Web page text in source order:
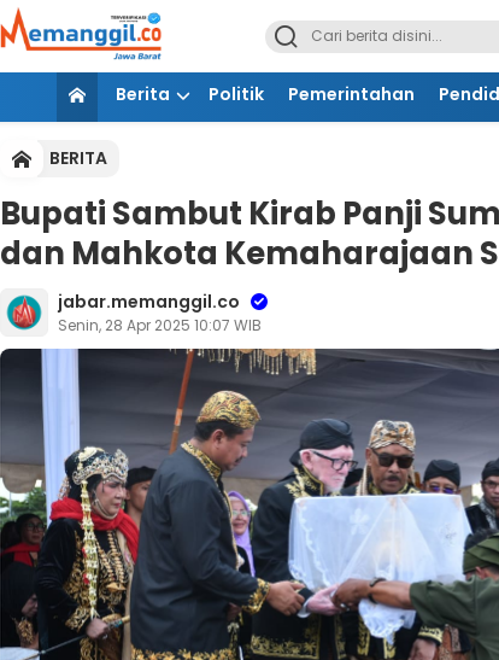
Berita Politik Pemerintahan
BERITA
Bupati Sambut Kirab Panji
dan Mahkota Kemaharajaan
jabar.memanggil.co
Senin, 28 Apr 2025 10:07 WIB